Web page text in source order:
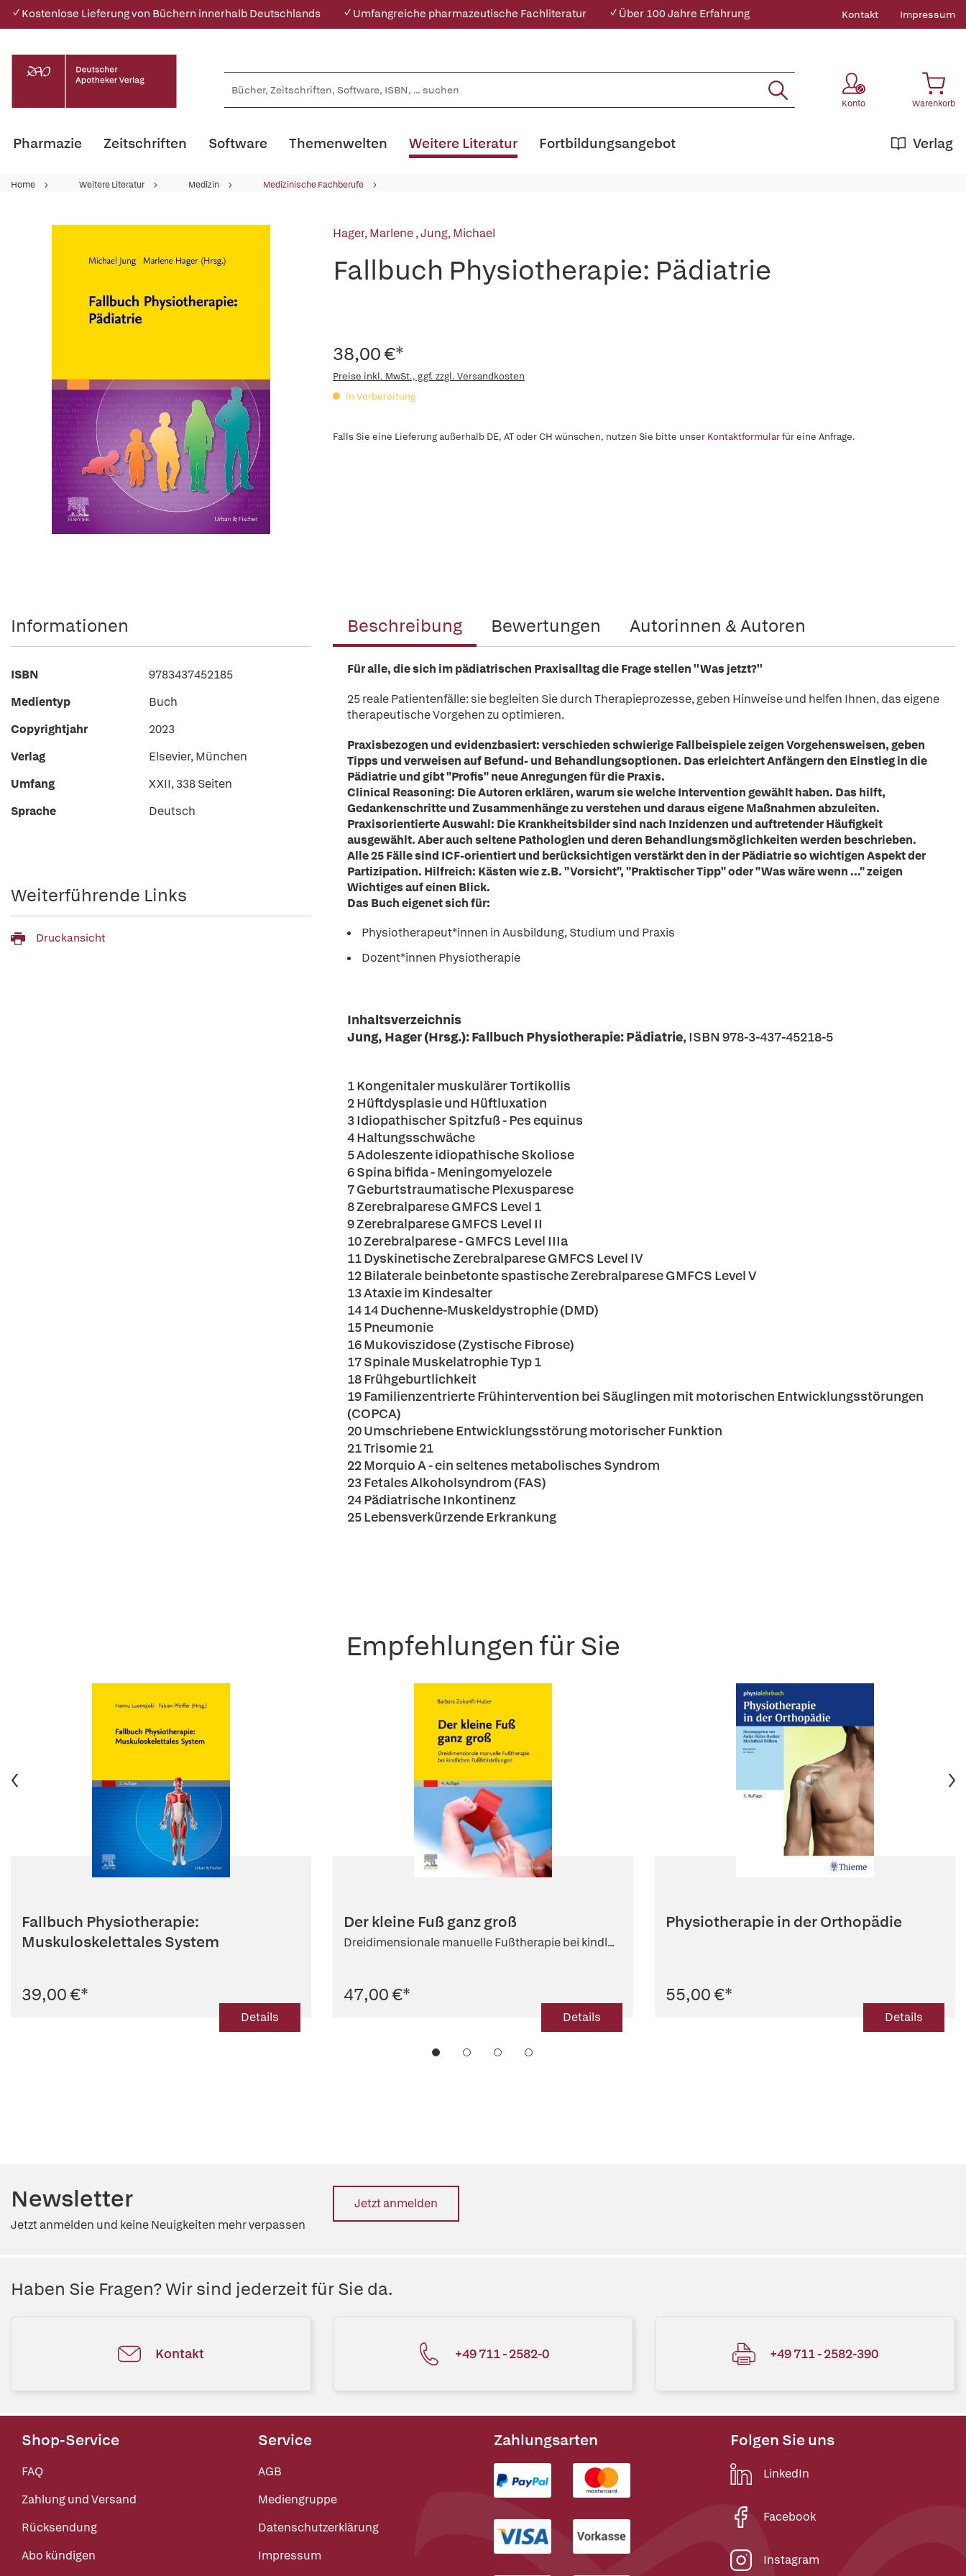
✓ Kostenlose Lieferung von Büchern innerhalb Deutschlands ✓ Umfangreiche pharmazeutische Fachliteratur ✓ Über 100 Jahre Erfahrung Kontakt Impressum
Konto Warenkorb
Pharmazie Zeitschriften Software Themenwelten Weitere Literatur Verlag
Fortbildungsangebot
Home Weitere Literatur Medizin Medizinische Fachberufe
Hager, Marlene,Jung, Michael
Fallbuch Physiotherapie: Pädiatrie
38,00 €*
Preise inkl. MwSt., ggf. zzgl. Versandkosten
in Vorbereitung
Falls Sie eine Lieferung außerhalb DE, AT oder CH wünschen, nutzen Sie bitte unser Kontaktformularfür eine Anfrage.
Beschreibung Bewertungen Autorinnen & Autoren
Für alle, die sich im pädiatrischen Praxisalltag die Frage stellen ''Was jetzt?''
25 reale Patientenfälle: sie begleiten Sie durch Therapieprozesse, geben Hinweise und helfen Ihnen, das eigene
therapeutische Vorgehen zu optimieren.
Praxisbezogen und evidenzbasiert: verschieden schwierige Fallbeispiele zeigen Vorgehensweisen, geben
Tipps und verweisen auf Befund- und Behandlungsoptionen. Das erleichtert Anfängern den Einstieg in die
Pädiatrie und gibt "Profis" neue Anregungen für die Praxis.
Clinical Reasoning: Die Autoren erklären, warum sie welche Intervention gewählt haben. Das hilft,
Gedankenschritte und Zusammenhänge zu verstehen und daraus eigene Maßnahmen abzuleiten.
Praxisorientierte Auswahl: Die Krankheitsbilder sind nach Inzidenzen und auftretender Häufigkeit
ausgewählt. Aber auch seltene Pathologien und deren Behandlungsmöglichkeiten werden beschrieben.
Alle 25 Fälle sind ICF-orientiert und berücksichtigen verstärkt den in der Pädiatrie so wichtigen Aspekt der
Partizipation. Hilfreich: Kästen wie z.B. "Vorsicht", "Praktischer Tipp" oder "Was wäre wenn ..." zeigen
Wichtiges auf einen Blick.
Das Buch eigenet sich für:
Physiotherapeut*innen in Ausbildung, Studium und Praxis
Dozent*innen Physiotherapie
Inhaltsverzeichnis
Jung, Hager (Hrsg.): Fallbuch Physiotherapie: Pädiatrie, ISBN 978-3-437-45218-5
1 Kongenitaler muskulärer Tortikollis
2 Hüftdysplasie und Hüftluxation
3 Idiopathischer Spitzfuß - Pes equinus
4 Haltungsschwäche
5 Adoleszente idiopathische Skoliose
6 Spina bifida - Meningomyelozele
7 Geburtstraumatische Plexusparese
8 Zerebralparese GMFCS Level 1
9 Zerebralparese GMFCS Level II
10 Zerebralparese - GMFCS Level IIIa
11 Dyskinetische Zerebralparese GMFCS Level IV
12 Bilaterale beinbetonte spastische Zerebralparese GMFCS Level V
13 Ataxie im Kindesalter
14 14 Duchenne-Muskeldystrophie (DMD)
15 Pneumonie
16 Mukoviszidose (Zystische Fibrose)
17 Spinale Muskelatrophie Typ 1
18 Frühgeburtlichkeit
19 Familienzentrierte Frühintervention bei Säuglingen mit motorischen Entwicklungsstörungen
(COPCA)
20 Umschriebene Entwicklungsstörung motorischer Funktion
21 Trisomie 21
22 Morquio A - ein seltenes metabolisches Syndrom
23 Fetales Alkoholsyndrom (FAS)
24 Pädiatrische Inkontinenz
25 Lebensverkürzende Erkrankung
Informationen
ISBN
9783437452185
Medientyp
Buch
Copyrightjahr
2023
Verlag
Elsevier, München
Umfang
XXII, 338 Seiten
Sprache
Deutsch
Weiterführende Links
Druckansicht
Empfehlungen für Sie
Fallbuch Physiotherapie:
Muskuloskelettales System
39,00 €*
Details
Der kleine Fuß ganz groß
Dreidimensionale manuelle Fußtherapie bei kindl...
47,00 €*
Details
Physiotherapie in der Orthopädie
55,00 €*
Details
Newsletter
Jetzt anmelden und keine Neuigkeiten mehr verpassen
Jetzt anmelden
Haben Sie Fragen? Wir sind jederzeit für Sie da.
Kontakt +49 711 - 2582-0 +49 711 - 2582-390
Shop-Service
FAQ
Zahlung und Versand
Rücksendung
Abo kündigen
Service
AGB
Mediengruppe
Datenschutzerklärung
Impressum
Zahlungsarten Folgen Sie uns
LinkedIn
Facebook
Instagram